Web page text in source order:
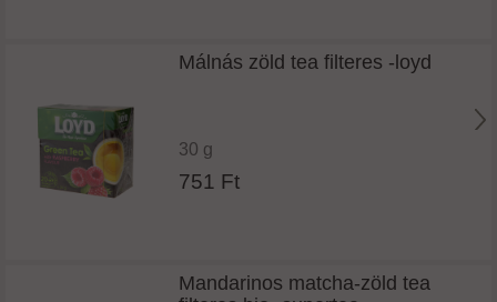
Málnás zöld tea filteres -loyd
30 g
751 Ft
Mandarinos matcha-zöld tea